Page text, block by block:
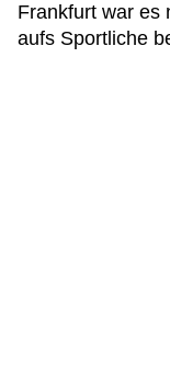
Frankfurt war es
aufs Sportliche